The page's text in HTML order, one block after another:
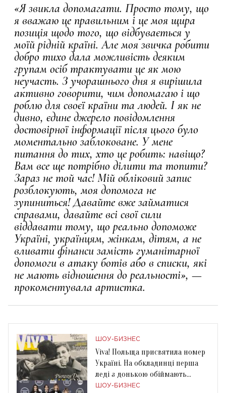
«Я звикла допомагати. Просто тому, що
я вважаю це правильним і це моя щира
позиція щодо того, що відбувається у
моїй рідній країні. Але моя звичка робити
добро тихо дала можливість деяким
групам осіб трактувати це як мою
неучасть. З учорашнього дня я вирішила
активно говорити, чим допомагаю і що
роблю для своєї країни та людей. І як не
дивно, єдине джерело повідомлення
достовірної інформації після цього було
моментально заблоковане. У мене
питання до тих, хто це робить: навіщо?
Вам все ще потрібно ділити та топити?
Зараз не той час! Мій обліковий запис
розблокують, моя допомога не
зупиниться! Давайте вже займатися
справами, давайте всі свої сили
віддавати тому, що реально допоможе
Україні, українцям, жінкам, дітям, а не
вливати фінанси замість гуманітарної
допомоги в атаку ботів або в списки, які
не мають відношення до реальності», —
прокоментувала артистка.
ШОУ-БИЗНЕС
Viva! Польща присвятила номер
Україні. На обкладинці перша
леді з донькою обіймають
президента
ШОУ-БИЗНЕС